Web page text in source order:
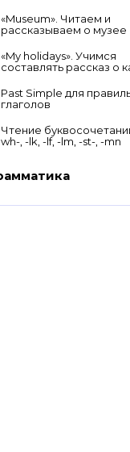
«Museum». Читаем и
рассказываем о музее
«My holidays». Учимся
составлять рассказ о
Past Simple для
глаголов
Чтение
wh-, -lk, -lf, -lm, -st-, -mn